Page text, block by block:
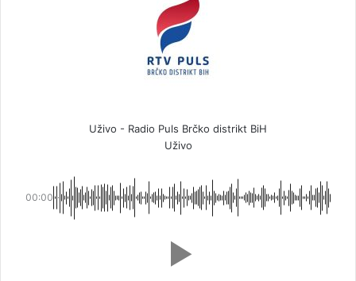
Uživo - Radio Puls Brčko distrikt BiH
Uživo
00:00